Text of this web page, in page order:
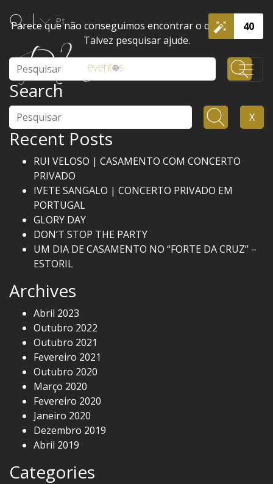
40
Pt
Parece que não conseguimos encontrar o que procura.
Talvez pesquisar ajude.
Search
Pesquisar X
Recent Posts
RUI VELOSO | CASAMENTO COM CONCERTO
PRIVADO
IVETE SANGALO | CONCERTO PRIVADO EM
PORTUGAL
GLORY DAY
DON’T STOP THE PARTY
UM DIA DE CASAMENTO NO “FORTE DA CRUZ” –
ESTORIL
Archives
Abril 2023
Outubro 2022
Outubro 2021
Fevereiro 2021
Outubro 2020
Março 2020
Fevereiro 2020
Janeiro 2020
Dezembro 2019
Abril 2019
Categories